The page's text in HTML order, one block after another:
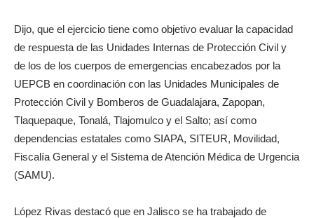
Dijo, que el ejercicio tiene como objetivo evaluar la capacidad
de respuesta de las Unidades Internas de Protección Civil y
de los de los cuerpos de emergencias encabezados por la
UEPCB en coordinación con las Unidades Municipales de
Protección Civil y Bomberos de Guadalajara, Zapopan,
Tlaquepaque, Tonalá, Tlajomulco y el Salto; así como
dependencias estatales como SIAPA, SITEUR, Movilidad,
Fiscalía General y el Sistema de Atención Médica de Urgencia
(SAMU).
López Rivas destacó que en Jalisco se ha trabajado de